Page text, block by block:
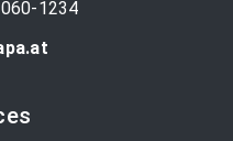
1234